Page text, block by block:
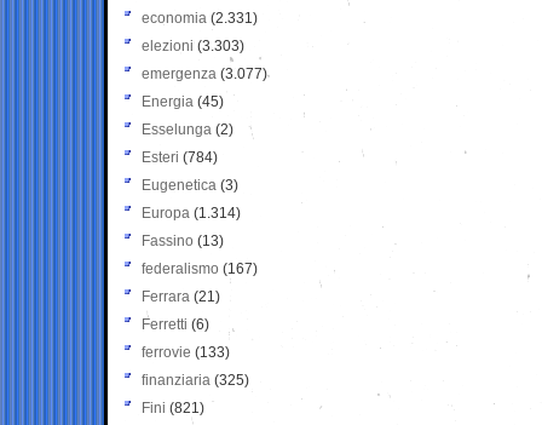
economia (2.331)
elezioni (3.303)
emergenza (3.077)
Energia (45)
Esselunga (2)
Esteri (784)
Eugenetica (3)
Europa (1.314)
Fassino (13)
federalismo (167)
Ferrara (21)
Ferretti (6)
ferrovie (133)
finanziaria (325)
Fini (821)